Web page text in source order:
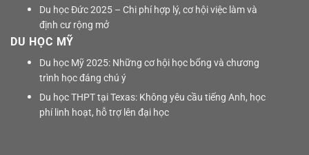
Du học Đức 2025 – Chi phí hợp lý, cơ hội việc làm và
định cư rộng mở
DU HỌC MỸ
Du học Mỹ 2025: Những cơ hội học bổng và chương
trình học đáng chú ý
Du học THPT tại Texas: Không yêu cầu tiếng Anh, học
phí linh hoạt, hỗ trợ lên đại học